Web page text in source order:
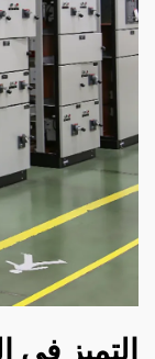
التميز في